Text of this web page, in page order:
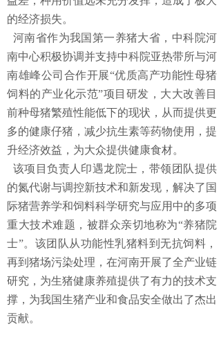
的经济损失。
河南省作为我国第一养猪大省，中科院河
南中心积极协调并支持中科院亚热带所与河
南雄峰公司合作开展“优质高产功能性母猪
饲料的产业化示范”项目研发，大大改善目
前种母猪繁殖性能低下的现状，从而提供更
多的健康仔猪，减少抗生素等药物使用，提
升经济效益，为大众提供健康食材。
该项目负责人印遇龙院士，带领团队提供
的氮代谢与调控新技术和新发现，解决了国
际猪营养学和饲料科学研究与应用中的多项
重大技术难题，被群众亲切地称为“养猪院
士”。该团队从功能性乳猪料到无抗饲料，
再到猪场污染处理，在河南开展了全产业链
研究，为生猪健康养殖提供了有力的技术支
撑，为我国生猪产业和食品安全做出了杰出
贡献。